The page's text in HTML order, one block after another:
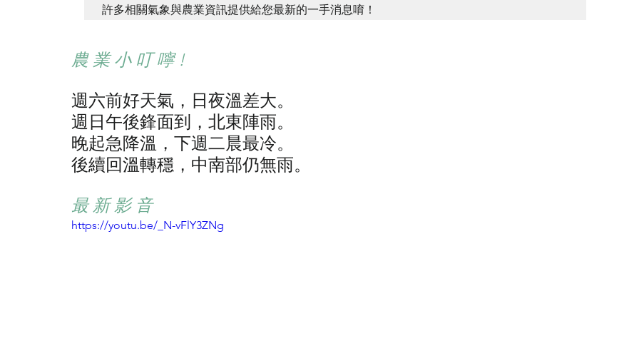
許多相關氣象與農業資訊提供給您最新的一手消息唷！
農 業 小 叮 嚀 !
週六前好天氣，日夜溫差大。
週日午後鋒面到，北東陣雨。
晚起急降溫，下週二晨最冷。
後續回溫轉穩，中南部仍無雨。
最 新 影 音
https://youtu.be/_N-vFlY3ZNg